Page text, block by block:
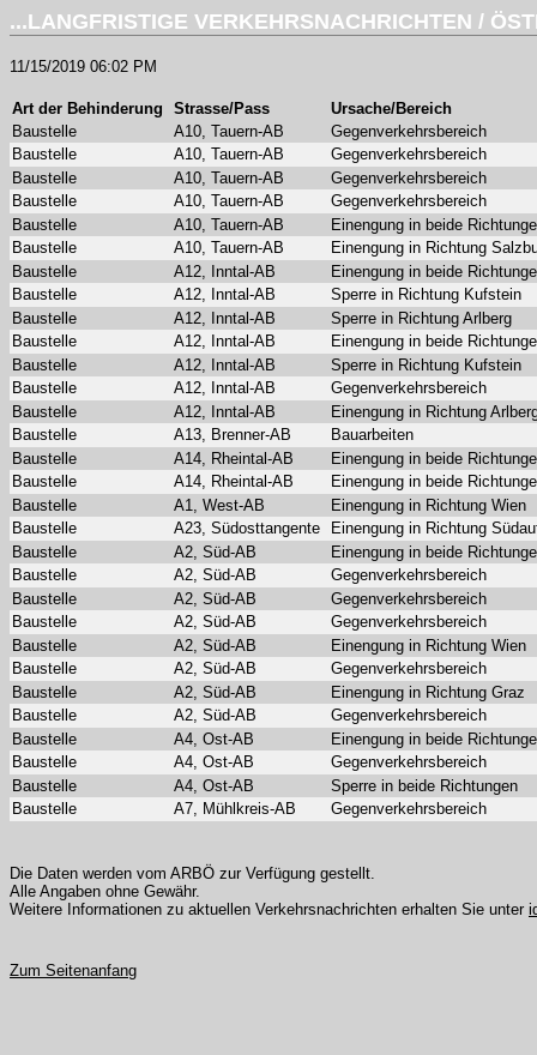
...LANGFRISTIGE VERKEHRSNACHRICHTEN /
11/15/2019 06:02 PM
Art der Behinderung Strasse/Pass
Ursache/Bereich
Baustelle
A10, Tauern-AB
Gegenverkehrsbereich
Baustelle
A10, Tauern-AB
Gegenverkehrsbereich
Baustelle
A10, Tauern-AB
Gegenverkehrsbereich
Baustelle
A10, Tauern-AB
Gegenverkehrsbereich
Baustelle
A10, Tauern-AB
Einengung in beide
Baustelle
A10, Tauern-AB
Einengung in Richtung
Baustelle
A12, Inntal-AB
Einengung in beide
Baustelle
A12, Inntal-AB
Sperre in Richtung Kufstein
Baustelle
A12, Inntal-AB
Sperre in Richtung Arlberg
Baustelle
A12, Inntal-AB
Einengung in beide
Baustelle
A12, Inntal-AB
Sperre in Richtung Kufstein
Baustelle
A12, Inntal-AB
Gegenverkehrsbereich
Baustelle
A12, Inntal-AB
Einengung in Richtung
Baustelle
A13, Brenner-AB
Bauarbeiten
Baustelle
A14, Rheintal-AB
Einengung in beide
Baustelle
A14, Rheintal-AB
Einengung in beide
Baustelle
A1, West-AB
Einengung in Richtung Wien
Baustelle
A23, Südosttangente
Einengung in Richtung
Baustelle
A2, Süd-AB
Einengung in beide
Baustelle
A2, Süd-AB
Gegenverkehrsbereich
Baustelle
A2, Süd-AB
Gegenverkehrsbereich
Baustelle
A2, Süd-AB
Gegenverkehrsbereich
Baustelle
A2, Süd-AB
Einengung in Richtung Wien
Baustelle
A2, Süd-AB
Gegenverkehrsbereich
Baustelle
A2, Süd-AB
Einengung in Richtung Graz
Baustelle
A2, Süd-AB
Gegenverkehrsbereich
Baustelle
A4, Ost-AB
Einengung in beide
Baustelle
A4, Ost-AB
Gegenverkehrsbereich
Baustelle
A4, Ost-AB
Sperre in beide Richtungen
Baustelle
A7, Mühlkreis-AB Gegenverkehrsbereich
Die Daten werden vom ARBÖ zur Verfügung gestellt.
Alle Angaben ohne Gewähr.
Weitere Informationen zu aktuellen Verkehrsnachrichten erhalten Sie unter
Zum Seitenanfang